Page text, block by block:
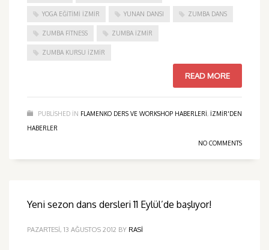
YOGA EĞITIMI İZMIR YUNAN DANSI ZUMBA DANS
ZUMBA FITNESS ZUMBA İZMIR
ZUMBA KURSU İZMIR
READ MORE
PUBLISHED IN FLAMENKO DERS VE WORKSHOP HABERLERI, IZMIR'DEN
HABERLER
NO COMMENTS
Yeni sezon dans dersleri 11 Eylül’de başlıyor!
PAZARTESI, 13 AĞUSTOS 2012 BY RASI